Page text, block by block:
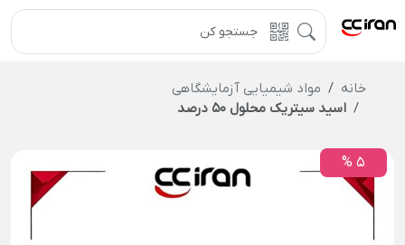
خانه
مواد شیمیایی آزمایشگاهی
اسید سیتریک محلول 50 درصد
5 %